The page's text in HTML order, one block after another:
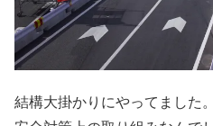
結構大掛かりにやってました。